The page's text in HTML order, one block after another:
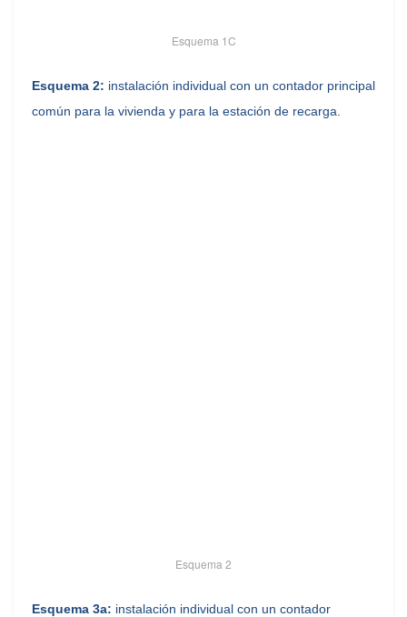
Esquema 1C
Esquema 2: instalación individual con un contador principal
común para la vivienda y para la estación de recarga.
Esquema 2
Esquema 3a: instalación individual con un contador